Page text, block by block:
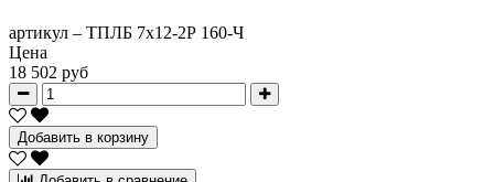
артикул – ТПЛБ 7х12-2Р 160-Ч
Цена
18 502 руб
Добавить в корзину